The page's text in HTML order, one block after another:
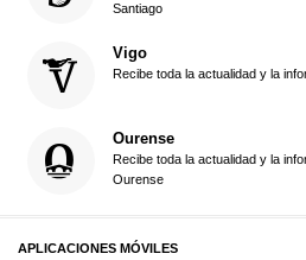
Santiago
Vigo
Recibe toda la actualidad y la
Ourense
Recibe toda la actualidad y la
Ourense
APLICACIONES MÓVILES